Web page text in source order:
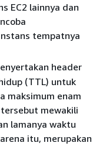
EC2 lainnya dan
tempatnya
header
(TTL) untuk
maksimum enam
mewakili
lamanya waktu
itu, merupakan